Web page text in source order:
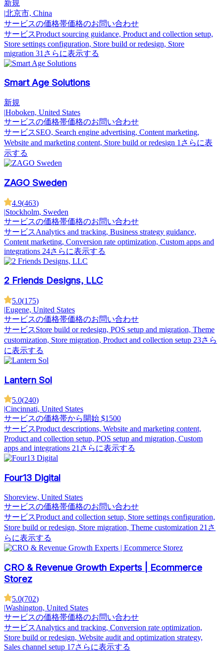
新規
|北京市, China
サービスの価格帯価格のお問い合わせ
サービスProduct sourcing guidance, Product and collection setup,
Store settings configuration, Store build or redesign, Store
migration 31さらに表示する
Smart Age Solutions
新規
|Hoboken, United States
サービスの価格帯価格のお問い合わせ
サービスSEO, Search engine advertising, Content marketing,
Website and marketing content, Store build or redesign 1さらに表
示する
ZAGO Sweden
4.9(463)
|Stockholm, Sweden
サービスの価格帯価格のお問い合わせ
サービスAnalytics and tracking, Business strategy guidance,
Content marketing, Conversion rate optimization, Custom apps and
integrations 24さらに表示する
2 Friends Designs, LLC
5.0(175)
|Eugene, United States
サービスの価格帯価格のお問い合わせ
サービスStore build or redesign, POS setup and migration, Theme
customization, Store migration, Product and collection setup 23さら
に表示する
Lantern Sol
5.0(240)
|Cincinnati, United States
サービスの価格帯から開始 $1500
サービスProduct descriptions, Website and marketing content,
Product and collection setup, POS setup and migration, Custom
apps and integrations 21さらに表示する
Four13 Digital
Shoreview, United States
サービスの価格帯価格のお問い合わせ
サービスProduct and collection setup, Store settings configuration,
Store build or redesign, Store migration, Theme customization 21さ
らに表示する
CRO & Revenue Growth Experts | Ecommerce
Storez
5.0(702)
|Washington, United States
サービスの価格帯価格のお問い合わせ
サービスAnalytics and tracking, Conversion rate optimization,
Store build or redesign, Website audit and optimization strategy,
Sales channel setup 17さらに表示する